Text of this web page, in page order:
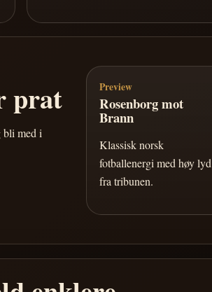
prat
bli med i
Preview
Rosenborg mot
Brann
Klassisk norsk
fotballenergi med høy lyd
fra tribunen.